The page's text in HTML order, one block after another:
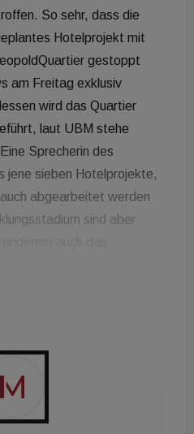
So sehr, dass die
Hotelprojekt mit
gestoppt
am Freitag exklusiv
wird das Quartier
laut UBM stehe
Sprecherin des
jene sieben Hotelprojekte,
abgearbeitet werden
sind aber
man sich den
an, möglich sei hier etwa
eine Büronutzung.
auch andere Projekte